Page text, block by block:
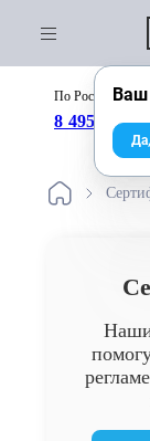
По России
8 495 246-
Наши
Ваш